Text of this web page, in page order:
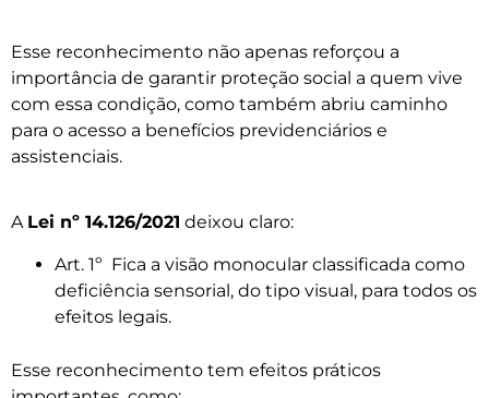
Esse reconhecimento não apenas reforçou a
importância de garantir proteção social a quem vive
com essa condição, como também abriu caminho
para o acesso a benefícios previdenciários e
assistenciais.
A Lei nº 14.126/2021 deixou claro:
Art. 1º Fica a visão monocular classificada como
deficiência sensorial, do tipo visual, para todos os
efeitos legais.
Esse reconhecimento tem efeitos práticos